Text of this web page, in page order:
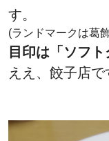
す。
(ランドマークは葛
目印は「ソフト
ええ、餃子店で